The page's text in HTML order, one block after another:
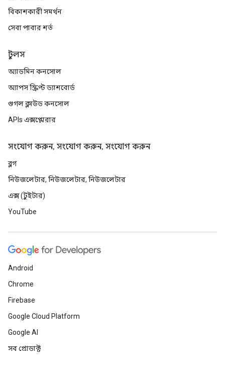
বিকাশকারী সমর্থন
সেবা পাবার শর্ত
টুলস
অ্যাডমিন কনসোল
অ্যাপস স্ক্রিপ্ট ড্যাশবোর্ড
গুগল ক্লাউড কনসোল
APIs এক্সপ্লোরার
সংযোগ করুন, সংযোগ করুন, সংযোগ করুন
ব্লগ
নিউজলেটার, নিউজলেটার, নিউজলেটার
এক্স (টুইটার)
YouTube
Android
Chrome
Firebase
Google Cloud Platform
Google AI
সব প্রোডাক্ট